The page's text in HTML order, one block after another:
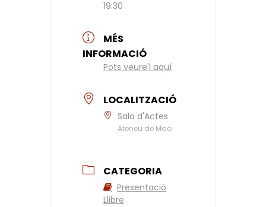
19:30
MÉS
INFORMACIÓ
Pots veure'l aquí
LOCALITZACIÓ
Sala d'Actes
Ateneu de Maó
CATEGORIA
Presentació
Llibre